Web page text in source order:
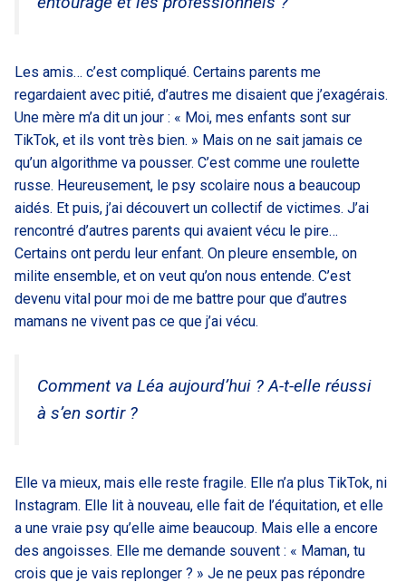
Les amis… c’est compliqué. Certains parents me
regardaient avec pitié, d’autres me disaient que j’exagérais.
Une mère m’a dit un jour : « Moi, mes enfants sont sur
TikTok, et ils vont très bien. » Mais on ne sait jamais ce
qu’un algorithme va pousser. C’est comme une roulette
russe. Heureusement, le psy scolaire nous a beaucoup
aidés. Et puis, j’ai découvert un collectif de victimes. J’ai
rencontré d’autres parents qui avaient vécu le pire…
Certains ont perdu leur enfant. On pleure ensemble, on
milite ensemble, et on veut qu’on nous entende. C’est
devenu vital pour moi de me battre pour que d’autres
mamans ne vivent pas ce que j’ai vécu.
Comment va Léa aujourd’hui ? A-t-elle réussi
à s’en sortir ?
Elle va mieux, mais elle reste fragile. Elle n’a plus TikTok, ni
Instagram. Elle lit à nouveau, elle fait de l’équitation, et elle
a une vraie psy qu’elle aime beaucoup. Mais elle a encore
des angoisses. Elle me demande souvent : « Maman, tu
crois que je vais replonger ? » Je ne peux pas répondre